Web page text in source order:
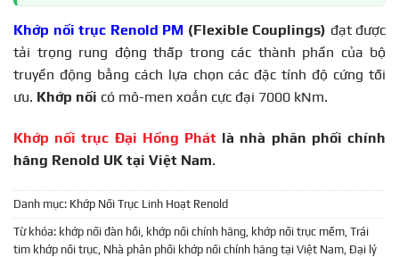
Khớp nối trục Renold PM (Flexible Couplings) đạt được
tải trọng rung động thấp trong các thành phần của bộ
truyền động bằng cách lựa chọn các đặc tính độ cứng tối
ưu. Khớp nối có mô-men xoắn cực đại 7000 kNm.
Khớp nối trục Đại Hồng Phát là nhà phân phối chính
hãng Renold UK tại Việt Nam.
Danh mục: Khớp Nối Trục Linh Hoạt Renold
Từ khóa: khớp nối đàn hồi khớp nối chính hãng khớp nối trục mềm Trái
tim khớp nối trục Nhà phân phối khớp nối chính hãng tại Việt Nam Đại lý